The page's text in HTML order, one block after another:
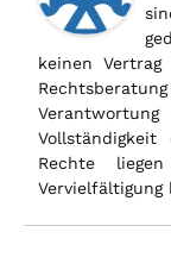
keinen
Rechte
Vervielfältigung